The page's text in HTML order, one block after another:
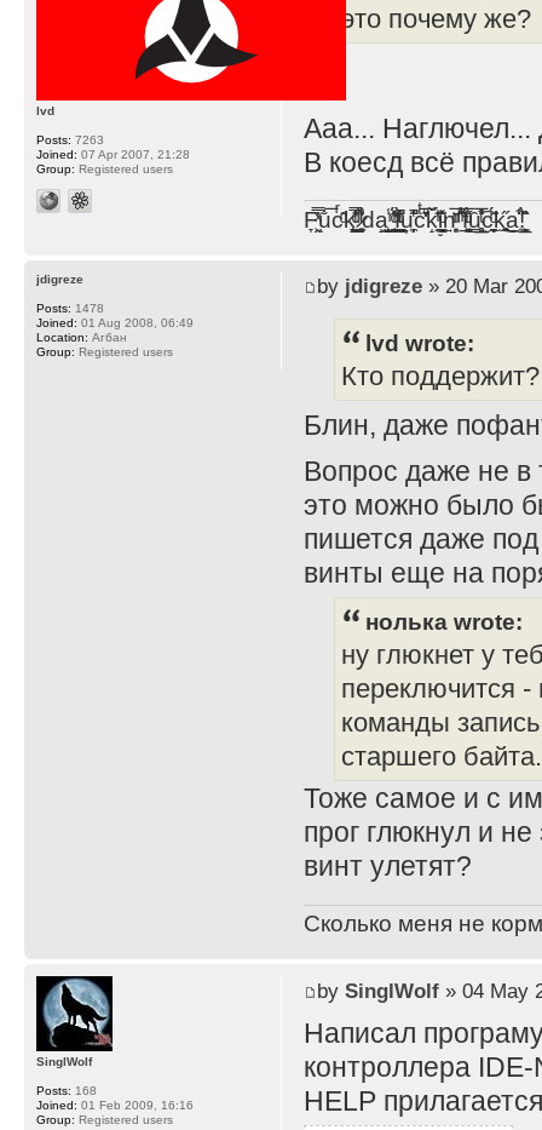
это почему же?
Ааа...
В коесд всё
F̞͖̭̿̔ͯu̐̅cͬ̑ͩk̨̤̳͇̮̭̪̠̽̿̓̆ͭͩ ̷̩̰͎̩͓̘̾̀ͬ̊ͭ͛ͅda̝̺͙̬͎̝̾͟ ̰̜̝̯͉̯̖̓̎́ͨ̽ͫ͟f̟͇̭̀ͬͨͭ̐̚u̹̼̹̗̞͑̔͂͐̚cͭ̅̊̆̒̆ǩ̝̩̯́ͥ̔̍̑ḭ͓͍̳̬ͦ̽͂n͍͎͈̈̅ͩͬ ̊ͫ̂̾̑̈́f̲͚͉͓͗̋́ͧͦ̅ȗ͇̲̻͈̲̅̎͗͒ͭ͡c̬̟̠̹̯̈́ͩ͘ͅk̫̠̻̋͜a̲͒̾̇!͙͕̺͉̗̩̲̂̏̄̀
lvd
Posts: 7263
Joined: 07 Apr 2007, 21:28
Group: Registered users
by jdigreze» 20 Mar
lvd wrote:
Кто поддержит?
Блин, даже
Вопрос даже не в
это можно было
пишется даже
винты еще на
нолька wrote:
ну глюкнет у
переключится
команды
старшего байта.
Тоже самое и с
прог глюкнул и
винт улетят?
Сколько меня не
jdigreze
Posts: 1478
Joined: 01 Aug 2008, 06:49
Location: Агбан
Group: Registered users
by SinglWolf» 04 May
Написал
контроллера IDE-
HELP
SinglWolf
Posts: 168
Joined: 01 Feb 2009, 16:16
Group: Registered users